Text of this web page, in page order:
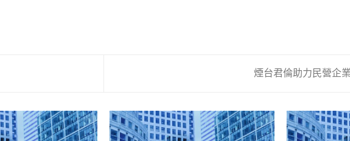
煙台君倫助力民營企